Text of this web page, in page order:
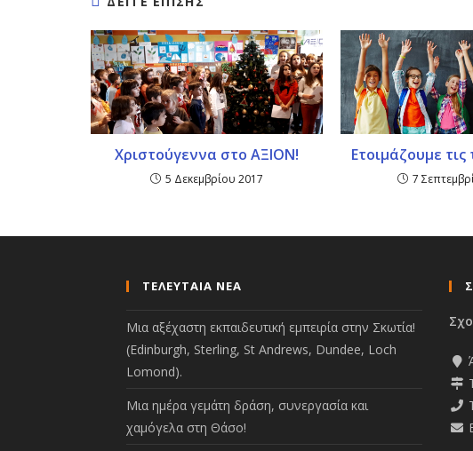
Χριστούγεννα στο ΑΞΙΟΝ!
5 Δεκεμβρίου 2017
Ετοιμάζουμε
7
ΤΕΛΕΥΤΑΙΑ ΝΕΑ
Μια αξέχαστη εκπαιδευτική εμπειρία στην Σκωτία!
(Edinburgh, Sterling, St Andrews, Dundee, Loch
Lomond).
Μια ημέρα γεμάτη δράση, συνεργασία και
χαμόγελα στη Θάσο!